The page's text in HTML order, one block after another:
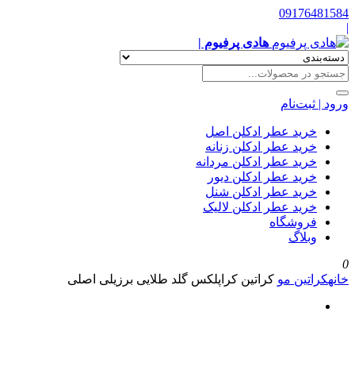
09176481584
|
هادی پرفیوم |
ورود | ثبت‌نام
خرید عطر ادکلن اصل
خرید عطر ادکلن زنانه
خرید عطر ادکلن مردانه
خرید عطر ادکلن دیور
خرید عطر ادکلن شنل
خرید عطر ادکلن لالیک
فروشگاه
وبلاگ
0
خانهکراتین مو کراتین کراپلکس گلد طلایی برزیلی اصلی